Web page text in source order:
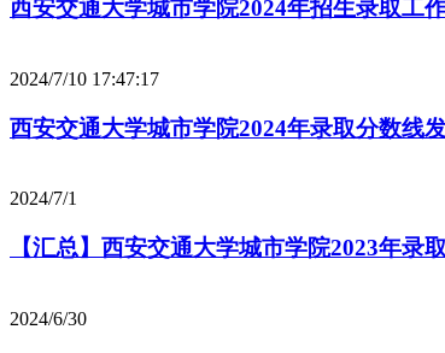
西安交通大学城市学院2024年招生录取工
2024/7/10 17:47:17
西安交通大学城市学院2024年录取分数线
2024/7/1
【汇总】西安交通大学城市学院2023年录
2024/6/30